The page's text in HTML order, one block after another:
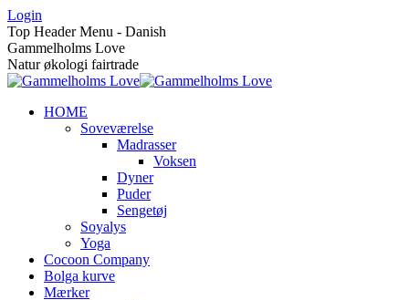
Skip
to
content
Login
Top Header Menu - Danish
Gammelholms Love
Natur økologi fairtrade
HOME
Soveværelse
Madrasser
Voksen
Dyner
Puder
Sengetøj
Soyalys
Yoga
Cocoon Company
Bolga kurve
Mærker